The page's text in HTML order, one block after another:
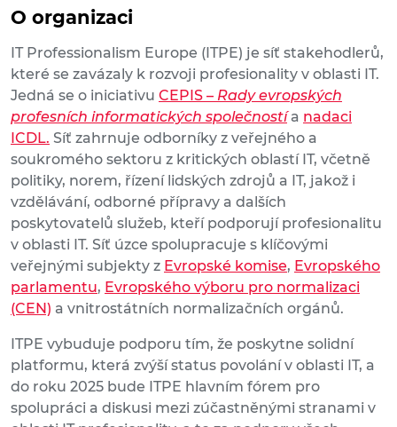
O organizaci
IT Professionalism Europe (ITPE) je síť stakehodlerů,
které se zavázaly k rozvoji profesionality v oblasti IT.
Jedná se o iniciativu CEPIS – Rady evropských
profesních informatických společností a nadaci
ICDL. Síť zahrnuje odborníky z veřejného a
soukromého sektoru z kritických oblastí IT, včetně
politiky, norem, řízení lidských zdrojů a IT, jakož i
vzdělávání, odborné přípravy a dalších
poskytovatelů služeb, kteří podporují profesionalitu
v oblasti IT. Síť úzce spolupracuje s klíčovými
veřejnými subjekty z Evropské komise, Evropského
parlamentu, Evropského výboru pro normalizaci
(CEN) a vnitrostátních normalizačních orgánů.
ITPE vybuduje podporu tím, že poskytne solidní
platformu, která zvýší status povolání v oblasti IT, a
do roku 2025 bude ITPE hlavním fórem pro
spolupráci a diskusi mezi zúčastněnými stranami v